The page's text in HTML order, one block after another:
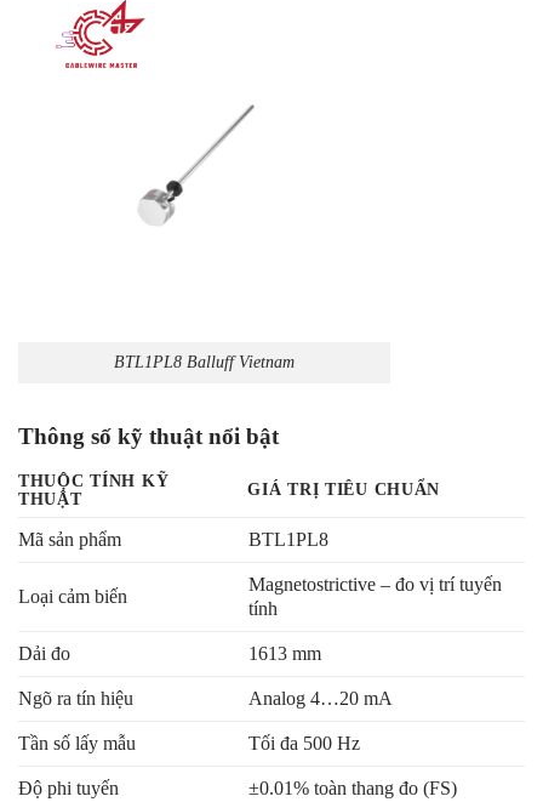
BTL1PL8 Balluff Vietnam
Thông số kỹ thuật nổi bật
THUỘC TÍNH KỸ
THUẬT
GIÁ TRỊ TIÊU CHUẨN
Mã sản phẩm BTL1PL8
Loại cảm biến
Magnetostrictive – đo vị trí tuyến
tính
Dải đo 1613 mm
Ngõ ra tín hiệu Analog 4…20 mA
Tần số lấy mẫu Tối đa 500 Hz
Độ phi tuyến ±0.01% toàn thang đo (FS)